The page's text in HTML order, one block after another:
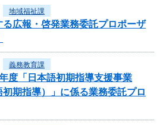
地域福祉課
広報・啓発業務委託プロポーザ
義務教育課
度「日本語初期指導支援事業
初期指導）」に係る業務委託プロ